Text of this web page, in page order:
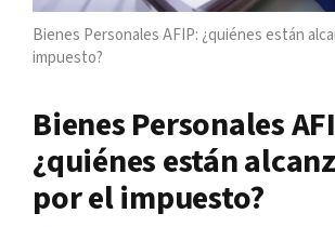
Bienes Personales AFIP: ¿quiénes están
impuesto?
Bienes Personales
¿quiénes están
por el impuesto?